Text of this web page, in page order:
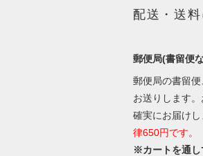
配送・送
郵便局(書留便
郵便局の書留
お送りします
確実にお届けし
律650円です。
※カートを通し